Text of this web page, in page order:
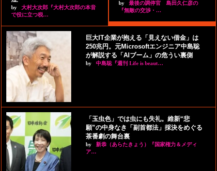
by
大村大次郎『大村大次郎の本音
で役に立つ税…
by
最後の調停官 島田久仁彦の
『無敵の交渉・…
巨大IT企業が抱える「見えない借金」は
250兆円。元Microsoftエンジニア中島聡
が解説する「AIブーム」の危うい裏側
by 中島聡『週刊 Life is beaut…
「玉虫色」では虫にも失礼。維新“悲
願”の中身なき「副首都法」採決をめぐる
茶番劇の舞台裏
by
新恭（あらたきょう）『国家権力＆メディ
ア…